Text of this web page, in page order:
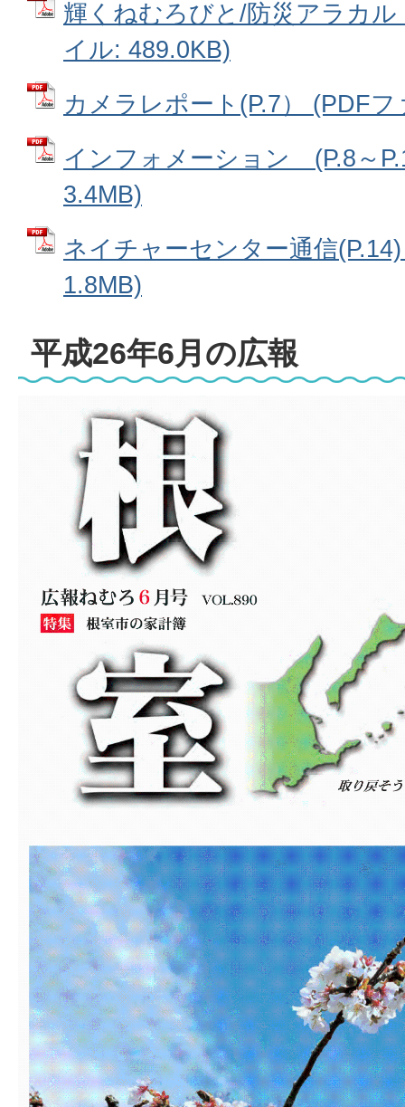
輝くねむろびと/防災アラカル
イル: 489.0KB)
カメラレポート(P.7） (PDF
インフォメーション (P.8～
3.4MB)
ネイチャーセンター通信
1.8MB)
平成26年6月の広報